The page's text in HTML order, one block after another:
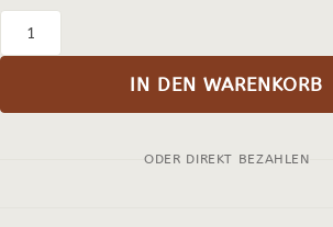
Hochgären
IN DEN WARENKORB
ODER DIREKT BEZAHLEN